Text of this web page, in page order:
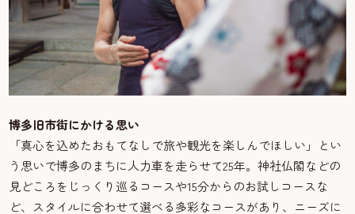
博多旧市街にかける思い
「真心を込めたおもてなしで旅や観光を楽しんでほしい」とい
う思いで博多のまちに人力車を走らせて25年。神社仏閣などの
見どころをじっくり巡るコースや15分からのお試しコースな
ど、スタイルに合わせて選べる多彩なコースがあり、ニーズに